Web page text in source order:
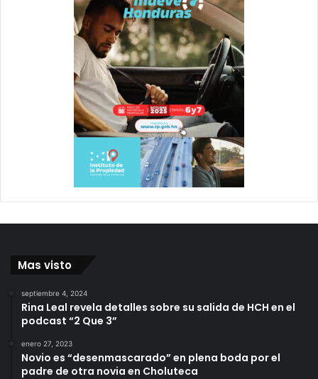
Mas visto
septiembre 4, 2024
Rina Leal revela detalles sobre su salida de HCH en el
podcast “2 Que 3”
enero 27, 2023
Novio es “desenmascarado” en plena boda por el
padre de otra novia en Choluteca